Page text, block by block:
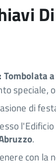
di
l'Edificio
.
con la